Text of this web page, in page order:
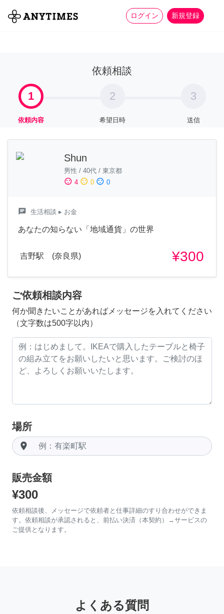
ログイン 新規登録
全て 家事 more_horiz
依頼相談
1
依頼内容
2
希望日時
3
送信
Shun
男性 / 40代 / 東京都
sentiment_satisfied 4 sentiment_neutral 0 sentiment_dissatisfied 0
chat 生活相談 ▸ お金
あなたの知らない「地域通貨」の世界
吉野駅 (奈良県) ¥300
ご依頼相談内容
何か聞きたいことがあればメッセージを入れてください
（文字数は500字以内）
場所
room
販売金額
¥300
依頼相談後、メッセージで依頼者と仕事詳細のすり合わせができま
す。依頼相談が承認されると、前払い決済（本契約）→サービスの
ご提供となります。
よくある質問